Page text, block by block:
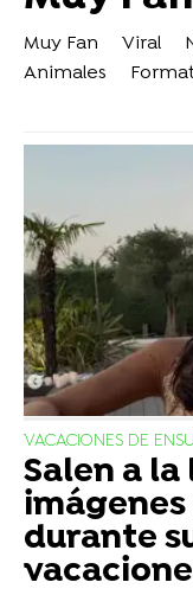
Muy Fan Viral
Animales
VACACIONES DE
Salen a la
durante